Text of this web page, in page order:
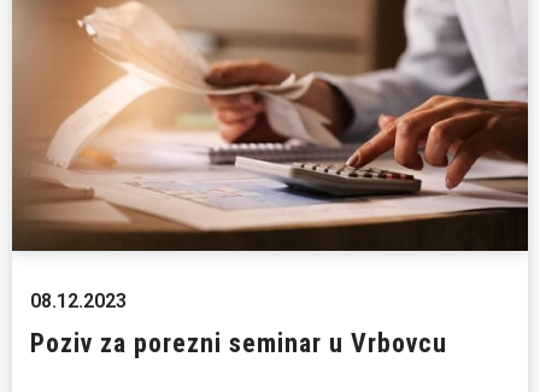
08.12.2023
Poziv za porezni seminar u Vrbovcu